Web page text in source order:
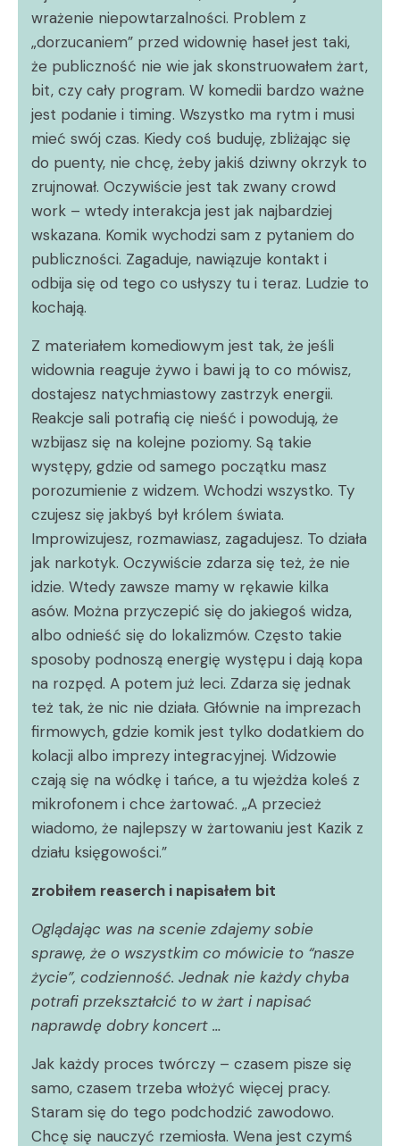
wrażenie niepowtarzalności. Problem z
„dorzucaniem” przed widownię haseł jest taki,
że publiczność nie wie jak skonstruowałem żart,
bit, czy cały program. W komedii bardzo ważne
jest podanie i timing. Wszystko ma rytm i musi
mieć swój czas. Kiedy coś buduję, zbliżając się
do puenty, nie chcę, żeby jakiś dziwny okrzyk to
zrujnował. Oczywiście jest tak zwany crowd
work – wtedy interakcja jest jak najbardziej
wskazana. Komik wychodzi sam z pytaniem do
publiczności. Zagaduje, nawiązuje kontakt i
odbija się od tego co usłyszy tu i teraz. Ludzie to
kochają.
Z materiałem komediowym jest tak, że jeśli
widownia reaguje żywo i bawi ją to co mówisz,
dostajesz natychmiastowy zastrzyk energii.
Reakcje sali potrafią cię nieść i powodują, że
wzbijasz się na kolejne poziomy. Są takie
występy, gdzie od samego początku masz
porozumienie z widzem. Wchodzi wszystko. Ty
czujesz się jakbyś był królem świata.
Improwizujesz, rozmawiasz, zagadujesz. To działa
jak narkotyk. Oczywiście zdarza się też, że nie
idzie. Wtedy zawsze mamy w rękawie kilka
asów. Można przyczepić się do jakiegoś widza,
albo odnieść się do lokalizmów. Często takie
sposoby podnoszą energię występu i dają kopa
na rozpęd. A potem już leci. Zdarza się jednak
też tak, że nic nie działa. Głównie na imprezach
firmowych, gdzie komik jest tylko dodatkiem do
kolacji albo imprezy integracyjnej. Widzowie
czają się na wódkę i tańce, a tu wjeżdża koleś z
mikrofonem i chce żartować. „A przecież
wiadomo, że najlepszy w żartowaniu jest Kazik z
działu księgowości.”
zrobiłem reaserch i napisałem bit
Oglądając was na scenie zdajemy sobie
sprawę, że o wszystkim co mówicie to “nasze
życie”, codzienność. Jednak nie każdy chyba
potrafi przekształcić to w żart i napisać
naprawdę dobry koncert …
Jak każdy proces twórczy – czasem pisze się
samo, czasem trzeba włożyć więcej pracy.
Staram się do tego podchodzić zawodowo.
Chcę się nauczyć rzemiosła. Wena jest czymś